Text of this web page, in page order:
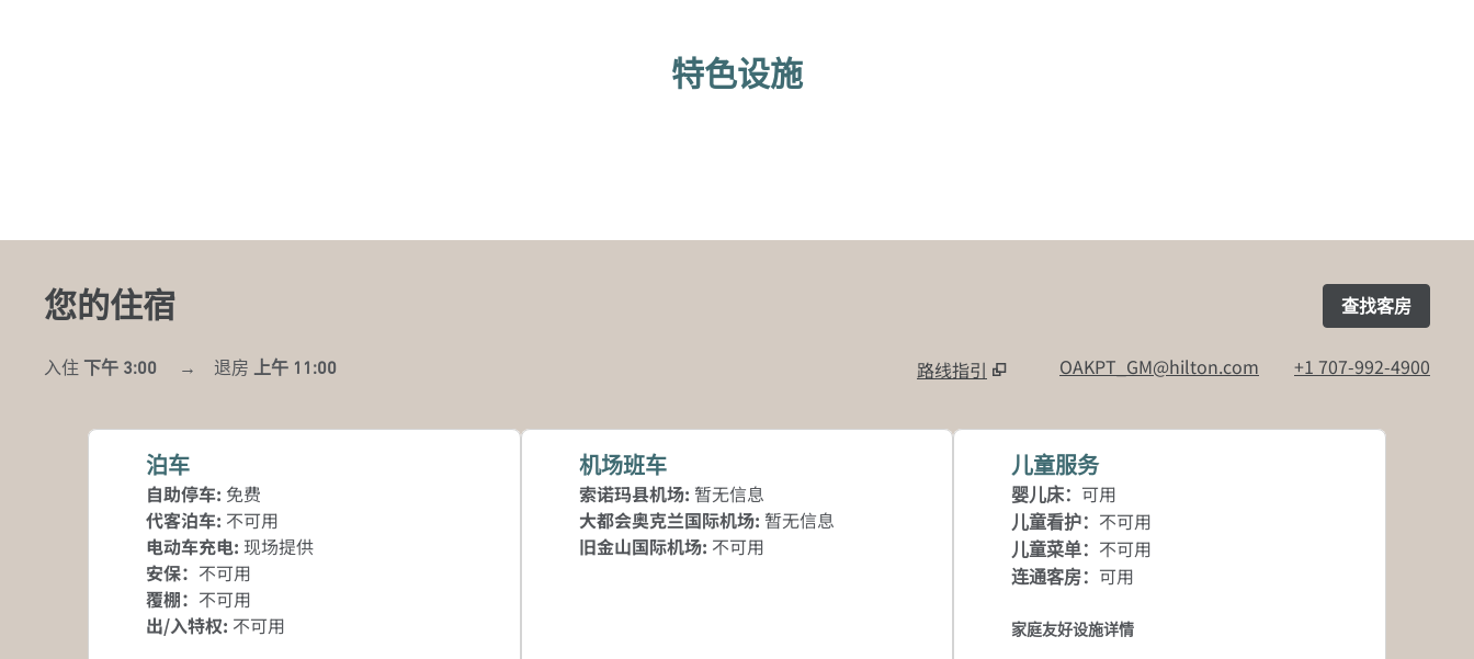
特色设施
您的住宿 查找客房
入住 下午 3:00 → 退房 上午 11:00
路线指引
OAKPT_GM@hilton.com +1 707-992-4900
泊车
自助停车: 免费
代客泊车: 不可用
电动车充电: 现场提供
安保： 不可用
覆棚： 不可用
出/入特权: 不可用
机场班车
索诺玛县机场: 暂无信息
大都会奥克兰国际机场: 暂无信息
旧金山国际机场: 不可用
儿童服务
婴儿床： 可用
儿童看护： 不可用
儿童菜单： 不可用
连通客房： 可用
家庭友好设施详情